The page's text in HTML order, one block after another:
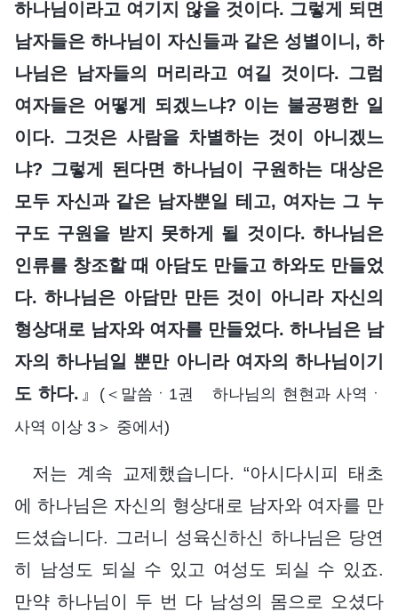
하나님이라고 여기지 않을 것이다. 그렇게 되면
남자들은 하나님이 자신들과 같은 성별이니, 하
나님은 남자들의 머리라고 여길 것이다. 그럼
여자들은 어떻게 되겠느냐? 이는 불공평한 일
이다. 그것은 사람을 차별하는 것이 아니겠느
냐? 그렇게 된다면 하나님이 구원하는 대상은
모두 자신과 같은 남자뿐일 테고, 여자는 그 누
구도 구원을 받지 못하게 될 것이다. 하나님은
인류를 창조할 때 아담도 만들고 하와도 만들었
다. 하나님은 아담만 만든 것이 아니라 자신의
형상대로 남자와 여자를 만들었다. 하나님은 남
자의 하나님일 뿐만 아니라 여자의 하나님이기
도 하다. 』 (＜말씀ㆍ1권 하나님의 현현과 사역ㆍ
사역 이상 3＞ 중에서)
저는 계속 교제했습니다. “아시다시피 태초
에 하나님은 자신의 형상대로 남자와 여자를 만
드셨습니다. 그러니 성육신하신 하나님은 당연
히 남성도 되실 수 있고 여성도 되실 수 있죠.
만약 하나님이 두 번 다 남성의 몸으로 오셨다